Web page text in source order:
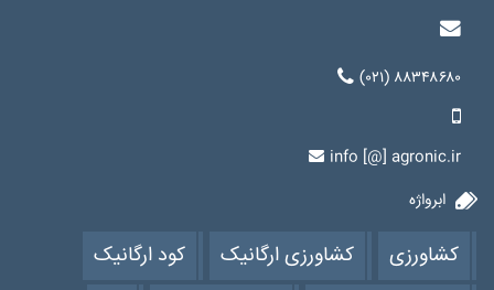
(۰۲۱) ۸۸۳۴۸۶۸۰
info [@] agronic.ir
ابرواژه
کشاورزی کشاورزی ارگانیک کود ارگانیک